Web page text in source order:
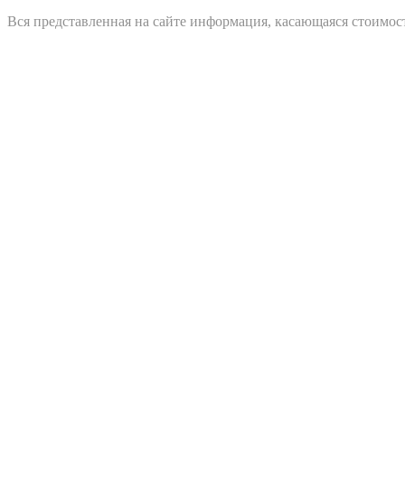
Вся представленная на сайте информация, касающаяся